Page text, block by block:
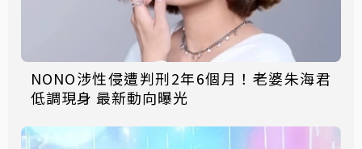
NONO涉性侵遭判刑2年6個月！老婆朱海君
低調現身 最新動向曝光